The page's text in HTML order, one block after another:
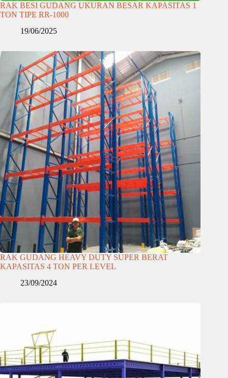
RAK BESI GUDANG UKURAN BESAR KAPASITAS 1
TON TIPE RR-1000
19/06/2025
RAK GUDANG HEAVY DUTY SUPER BERAT
KAPASITAS 4 TON PER LEVEL
23/09/2024